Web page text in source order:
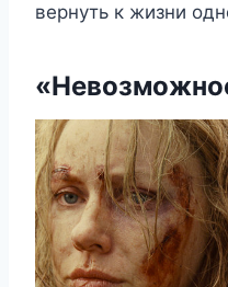
вернуть к жизни